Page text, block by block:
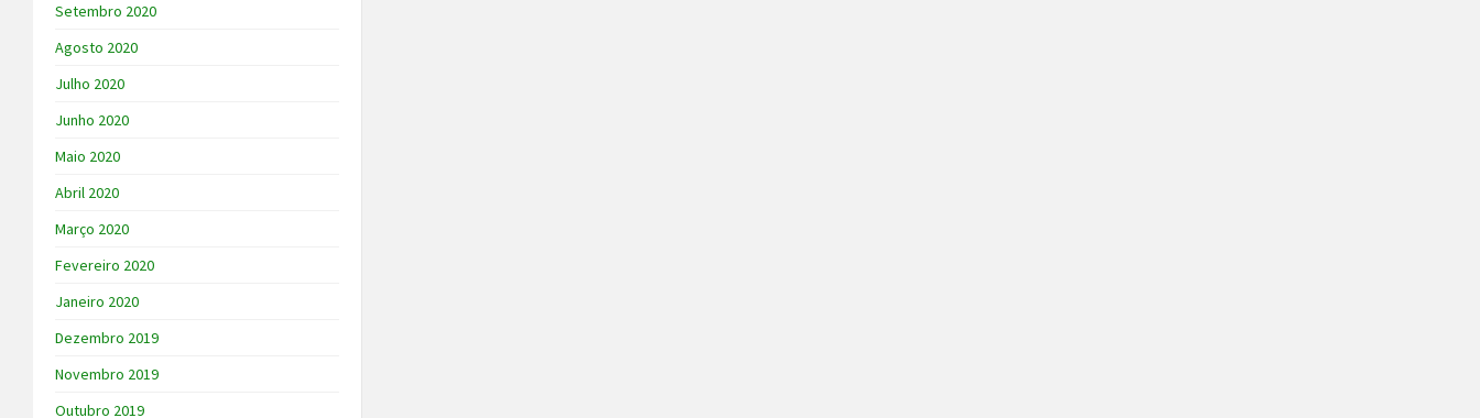
Setembro 2020
Agosto 2020
Julho 2020
Junho 2020
Maio 2020
Abril 2020
Março 2020
Fevereiro 2020
Janeiro 2020
Dezembro 2019
Novembro 2019
Outubro 2019